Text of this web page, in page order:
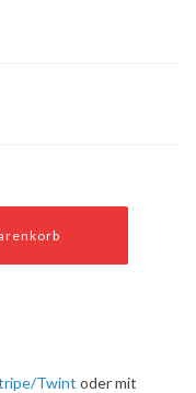
Twint oder mit